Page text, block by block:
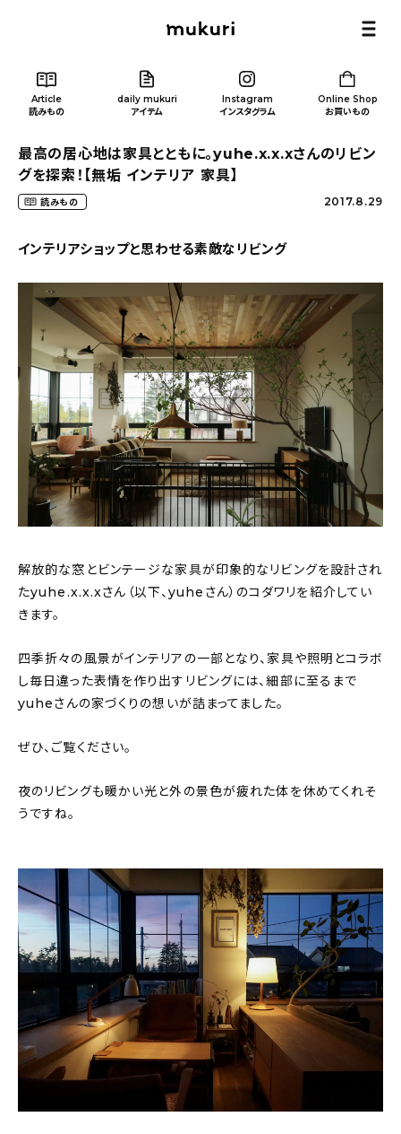
Article
読みもの
daily mukuri
アイテム
Instagram
インスタグラム
Online Shop
お買いもの
カテゴリー一覧
新着記事
人気の記事
おすすめの記事
コラム
インテリア
キッチン
daily mukuri/ アイテム
新着記事
おすすめの記事
インテリア
日用品
キッチン
ギフト
キッズ
最高の居心地は家具とともに。yuhe.x.x.xさんのリビン
グを探索！【無垢 インテリア 家具】
読みもの 2017.8.29
インテリアショップと思わせる素敵なリビング
解放的な窓とビンテージな家具が印象的なリビングを設計され
たyuhe.x.x.xさん（以下、yuheさん）のコダワリを紹介してい
きます。
四季折々の風景がインテリアの一部となり、家具や照明とコラボ
し毎日違った表情を作り出すリビングには、細部に至るまで
yuheさんの家づくりの想いが詰まってました。
ぜひ、ご覧ください。
夜のリビングも暖かい光と外の景色が疲れた体を休めてくれそ
うですね。